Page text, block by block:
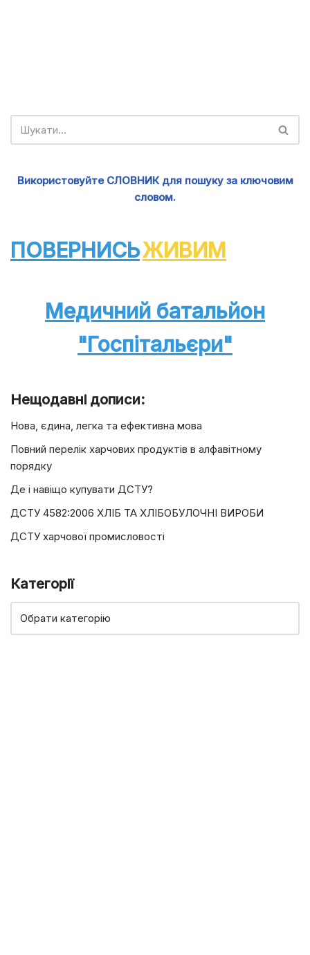
Використовуйте СЛОВНИК для пошуку за ключовим
словом.
ПОВЕРНИСЬЖИВИМ
Медичний батальйон
"Госпітальєри"
Нещодавні дописи:
Нова, єдина, легка та ефективна мова
Повний перелік харчових продуктів в алфавітному
порядку
Де і навіщо купувати ДСТУ?
ДСТУ 4582:2006 ХЛІБ ТА ХЛІБОБУЛОЧНІ ВИРОБИ
ДСТУ харчової промисловості
Категорії